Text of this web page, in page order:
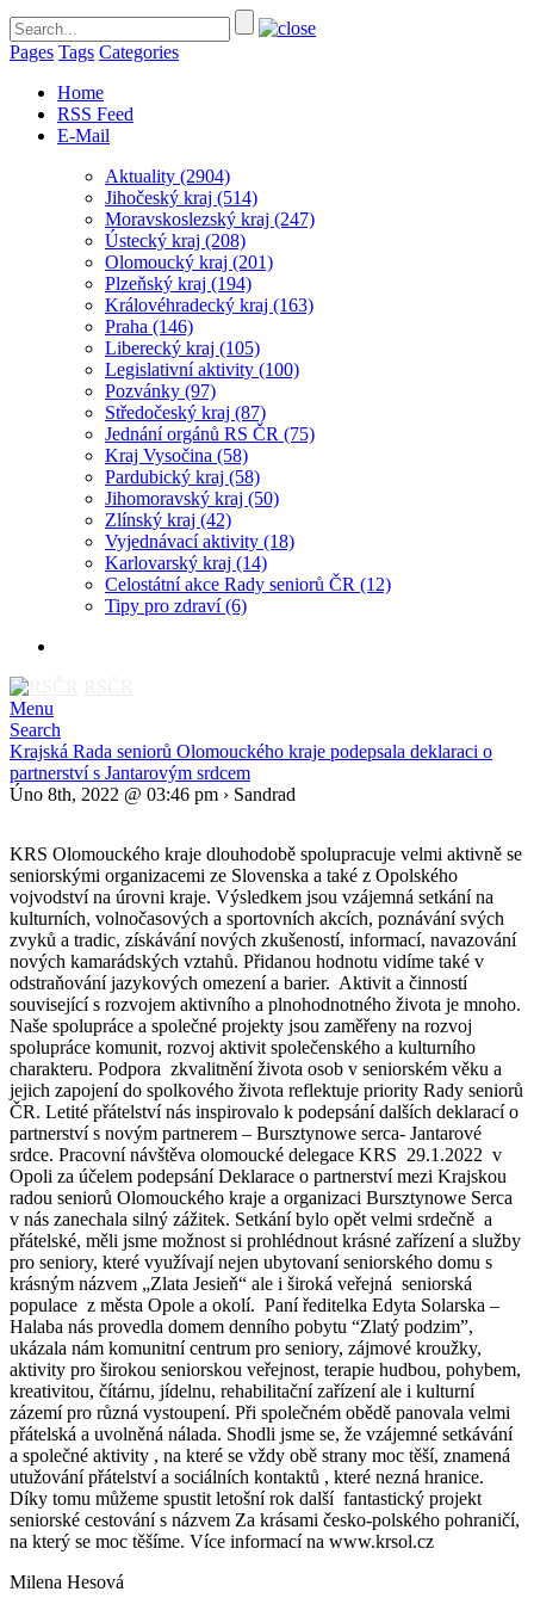
Pages Tags Categories
Home
RSS Feed
E-Mail
Aktuality (2904)
Jihočeský kraj (514)
Moravskoslezský kraj (247)
Ústecký kraj (208)
Olomoucký kraj (201)
Plzeňský kraj (194)
Královéhradecký kraj (163)
Praha (146)
Liberecký kraj (105)
Legislativní aktivity (100)
Pozvánky (97)
Středočeský kraj (87)
Jednání orgánů RS ČR (75)
Kraj Vysočina (58)
Pardubický kraj (58)
Jihomoravský kraj (50)
Zlínský kraj (42)
Vyjednávací aktivity (18)
Karlovarský kraj (14)
Celostátní akce Rady seniorů ČR (12)
Tipy pro zdraví(6)
Menu
Search
Krajská Rada seniorů Olomouckého kraje podepsala deklaraci o
partnerství s Jantarovým srdcem
Úno 8th, 2022 @ 03:46 pm › Sandrad
KRS Olomouckého kraje dlouhodobě spolupracuje velmi aktivně se
seniorskými organizacemi ze Slovenska a také z Opolského
vojvodství na úrovni kraje. Výsledkem jsou vzájemná setkání na
kulturních, volnočasových a sportovních akcích, poznávání svých
zvyků a tradic, získávání nových zkušeností, informací, navazování
nových kamarádských vztahů. Přidanou hodnotu vidíme také v
odstraňování jazykových omezení a barier. Aktivit a činností
související s rozvojem aktivního a plnohodnotného života je mnoho.
Naše spolupráce a společné projekty jsou zaměřeny na rozvoj
spolupráce komunit, rozvoj aktivit společenského a kulturního
charakteru. Podpora zkvalitnění života osob v seniorském věku a
jejich zapojení do spolkového života reflektuje priority Rady seniorů
ČR. Letité přátelství nás inspirovalo k podepsání dalších deklarací o
partnerství s novým partnerem – Bursztynowe serca- Jantarové
srdce. Pracovní návštěva olomoucké delegace KRS 29.1.2022 v
Opoli za účelem podepsání Deklarace o partnerství mezi Krajskou
radou seniorů Olomouckého kraje a organizaci Bursztynowe Serca
v nás zanechala silný zážitek. Setkání bylo opět velmi srdečně a
přátelské, měli jsme možnost si prohlédnout krásné zařízení a služby
pro seniory, které využívají nejen ubytovaní seniorského domu s
krásným názvem „Zlata Jesieň“ ale i široká veřejná seniorská
populace z města Opole a okolí. Paní ředitelka Edyta Solarska –
Halaba nás provedla domem denního pobytu “Zlatý podzim”,
ukázala nám komunitní centrum pro seniory, zájmové kroužky,
aktivity pro širokou seniorskou veřejnost, terapie hudbou, pohybem,
kreativitou, čítárnu, jídelnu, rehabilitační zařízení ale i kulturní
zázemí pro různá vystoupení. Při společném obědě panovala velmi
přátelská a uvolněná nálada. Shodli jsme se, že vzájemné setkávání
a společné aktivity , na které se vždy obě strany moc těší, znamená
utužování přátelství a sociálních kontaktů , které nezná hranice.
Díky tomu můžeme spustit letošní rok další fantastický projekt
seniorské cestování s názvem Za krásami česko-polského pohraničí,
na který se moc těšíme. Více informací na www.krsol.cz
Milena Hesová